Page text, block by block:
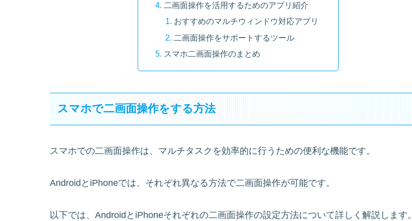
二画面操作を活用するためのアプリ紹介
おすすめのマルチウィンドウ対応アプリ
二画面操作をサポートするツール
スマホ二画面操作のまとめ
スマホで二画面操作をする方法
スマホでの二画面操作は、マルチタスクを効率的に行うための便利な機能です。
AndroidとiPhoneでは、それぞれ異なる方法で二画面操作が可能です。
以下では、AndroidとiPhoneそれぞれの二画面操作の設定方法について詳しく解説します。